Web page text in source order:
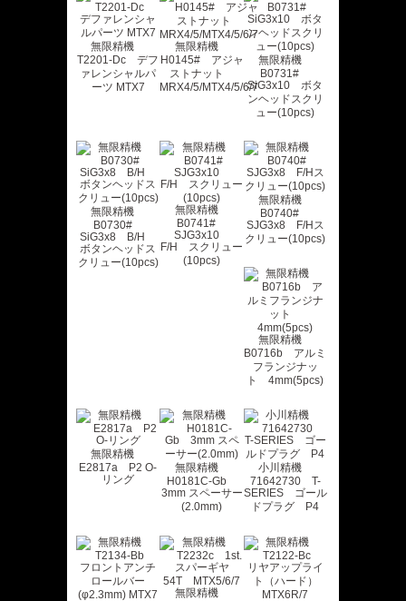
無限精機
T2201-Dc デフ
ァレンシャルパ
ーツ MTX7
無限精機
H0145# アジャ
ストナット
MRX4/5/MTX4/5/6/7
無限精機
B0731#
SiG3x10 ボタ
ンヘッドスクリ
ュー(10pcs)
無限精機
B0730#
SiG3x8 B/H
ボタンヘッドス
クリュー(10pcs)
無限精機
B0741#
SJG3x10
F/H スクリュー
(10pcs)
無限精機
B0740#
SJG3x8 F/Hス
クリュー(10pcs)
無限精機
B0716b アルミ
フランジナッ
ト 4mm(5pcs)
無限精機
E2817a P2 O-
リング
無限精機
H0181C-Gb
3mm スペーサー
(2.0mm)
小川精機
71642730 T-
SERIES ゴール
ドプラグ P4
無限精機